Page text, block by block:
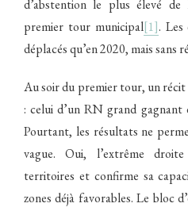
d’abstention le plus élevé
premier tour municipal[1]. Les
déplacés qu’en 2020, mais sans
Au soir du premier tour, un récit
: celui d’un RN grand gagnant
Pourtant, les résultats ne
vague. Oui, l’extrême
territoires et confirme sa
zones déjà favorables. Le bloc